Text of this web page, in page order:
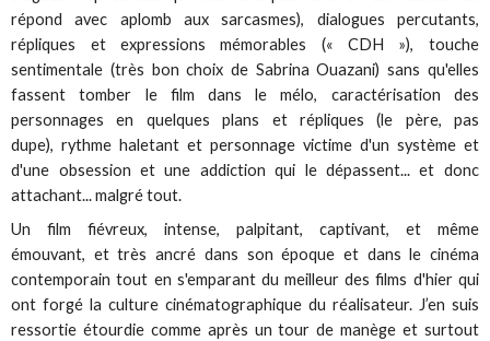
répond avec aplomb aux sarcasmes), dialogues percutants,
répliques et expressions mémorables (« CDH »), touche
sentimentale (très bon choix de Sabrina Ouazani) sans qu'elles
fassent tomber le film dans le mélo, caractérisation des
personnages en quelques plans et répliques (le père, pas
dupe), rythme haletant et personnage victime d'un système et
d'une obsession et une addiction qui le dépassent... et donc
attachant... malgré tout.
Un film fiévreux, intense, palpitant, captivant, et même
émouvant, et très ancré dans son époque et dans le cinéma
contemporain tout en s'emparant du meilleur des films d'hier qui
ont forgé la culture cinématographique du réalisateur. J’en suis
ressortie étourdie comme après un tour de manège et surtout